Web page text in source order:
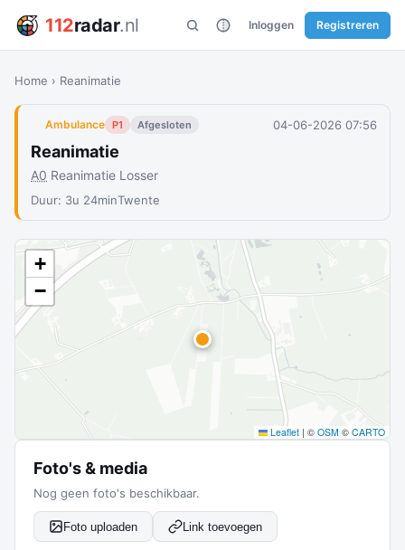
112radar.nl Inloggen Registreren
Home › Reanimatie
Ambulance P1 Afgesloten 04-06-2026 07:56
Reanimatie
A0 Reanimatie Losser
Duur: 3u 24minTwente
+
−
Leaflet | © OSM © CARTO
Foto's & media
Nog geen foto's beschikbaar.
Foto uploaden Link toevoegen